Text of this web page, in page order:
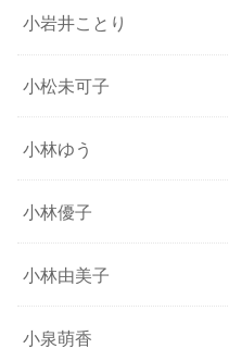
小岩井ことり
小松未可子
小林ゆう
小林優子
小林由美子
小泉萌香